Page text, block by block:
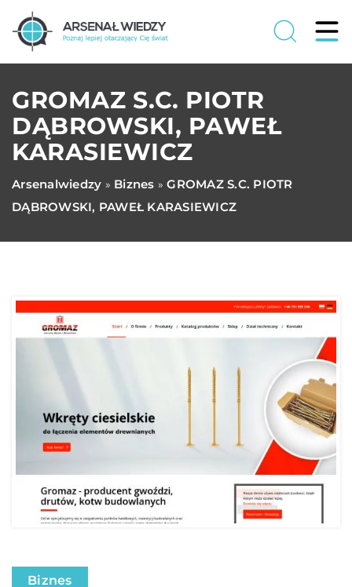
GROMAZ S.C. PIOTR
DĄBROWSKI, PAWEŁ
KARASIEWICZ
Arsenalwiedzy » Biznes »GROMAZ S.C. PIOTR
DĄBROWSKI, PAWEŁ KARASIEWICZ
Biznes